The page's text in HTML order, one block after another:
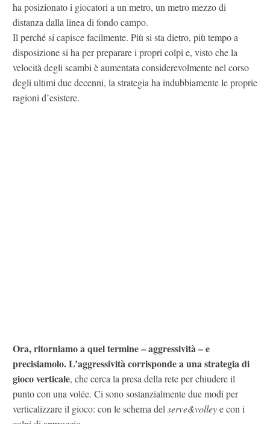
ha posizionato i giocatori a un metro, un metro mezzo di
distanza dalla linea di fondo campo.
Il perché si capisce facilmente. Più si sta dietro, più tempo a
disposizione si ha per preparare i propri colpi e, visto che la
velocità degli scambi è aumentata considerevolmente nel corso
degli ultimi due decenni, la strategia ha indubbiamente le proprie
ragioni d’esistere.
Ora, ritorniamo a quel termine – aggressività – e
precisiamolo. L’aggressività corrisponde a una strategia di
gioco verticale, che cerca la presa della rete per chiudere il
punto con una volée. Ci sono sostanzialmente due modi per
verticalizzare il gioco: con le schema delserve&volleye con i